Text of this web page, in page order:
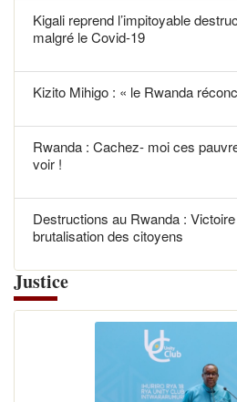
Kigali reprend l’impitoyable
malgré le Covid-19
Kizito Mihigo : « le Rwanda
Rwanda : Cachez- moi ces
voir !
Destructions au Rwanda :
brutalisation des citoyens
Justice